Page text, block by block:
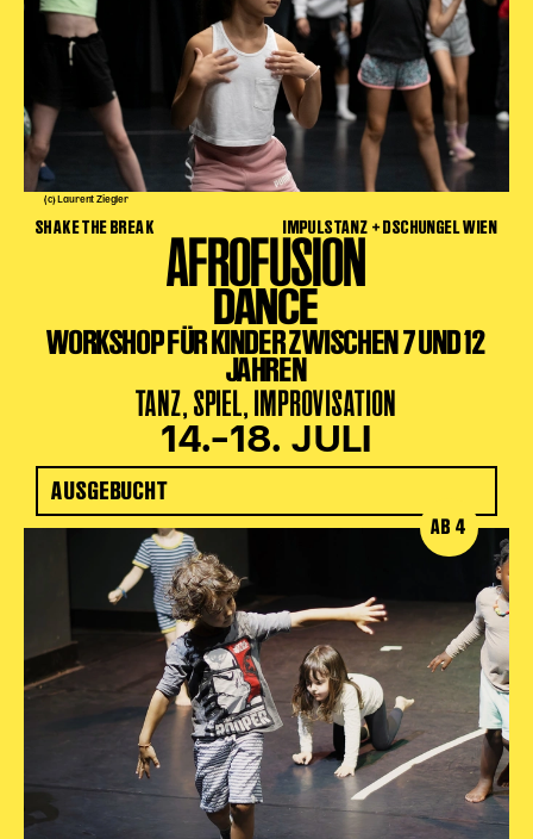
(c) Laurent Ziegler
SHAKE THE BREAK IMPULSTANZ + DSCHUNGEL WIEN
AFROFUSION
DANCE
WORKSHOP FÜR KINDER ZWISCHEN 7 UND 12
JAHREN
TANZ, SPIEL, IMPROVISATION
14.–18. JULI
AUSGEBUCHT
AB 4